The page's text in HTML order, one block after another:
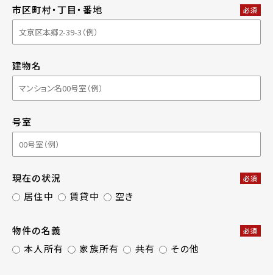
市区町村・丁目・番地 必須
建物名
号室
現在の状況 必須
居住中 賃貸中 空き
物件の名義 必須
本人所有 家族所有 共有 その他